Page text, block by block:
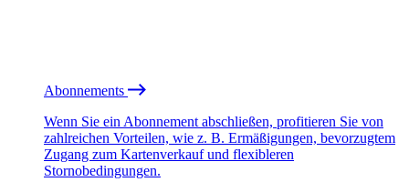
Abonnements
Wenn Sie ein Abonnement abschließen, profitieren Sie von
zahlreichen Vorteilen, wie z. B. Ermäßigungen, bevorzugtem
Zugang zum Kartenverkauf und flexibleren
Stornobedingungen.